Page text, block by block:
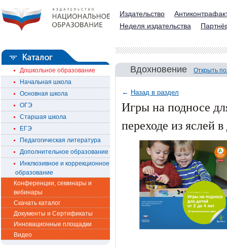
Издательство
Неделя издательства
Дошкольное образование
Начальная школа
Основная школа
ОГЭ
Старшая школа
ЕГЭ
Педагогическая литература
Дополнительное образование
Инклюзивное и коррекционное
образование
Конференции, семинары и
вебинары
Скачать каталог
Документы и Сертификаты
Инновационные площадки
Видео
Вдохновение Открыть
← Назад в раздел
Игры на подносе
переходе из яслей